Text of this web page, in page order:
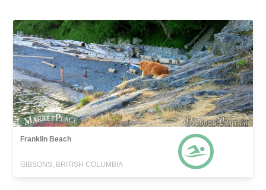
Franklin Beach
GIBSONS, BRITISH COLUMBIA